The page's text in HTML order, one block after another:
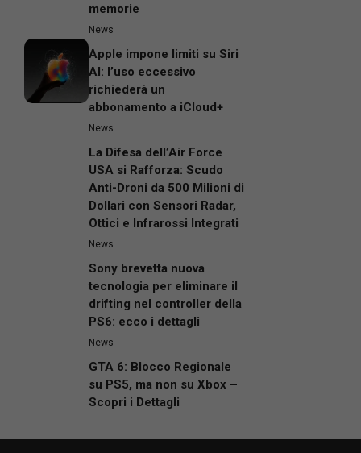
memorie
News
Apple impone limiti su Siri
AI: l’uso eccessivo
richiederà un
abbonamento a iCloud+
News
La Difesa dell’Air Force
USA si Rafforza: Scudo
Anti-Droni da 500 Milioni di
Dollari con Sensori Radar,
Ottici e Infrarossi Integrati
News
Sony brevetta nuova
tecnologia per eliminare il
drifting nel controller della
PS6: ecco i dettagli
News
GTA 6: Blocco Regionale
su PS5, ma non su Xbox –
Scopri i Dettagli